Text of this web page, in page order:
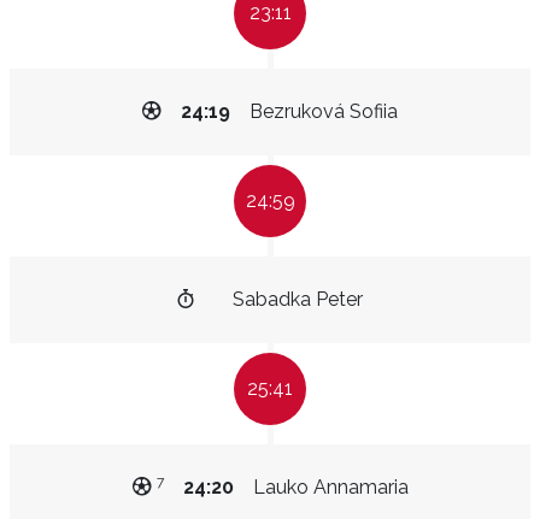
23:11
Bezruková Sofiia
24:19
24:59
Sabadka Peter
25:41
Lauko Annamaria
24:20
7